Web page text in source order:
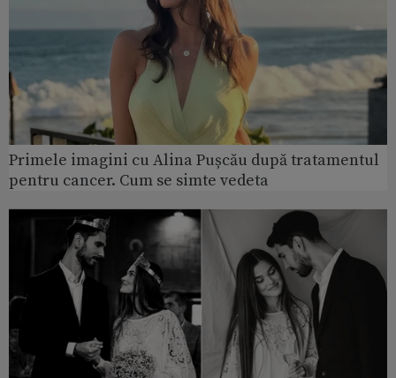
Primele imagini cu Alina Pușcău după tratamentul
pentru cancer. Cum se simte vedeta